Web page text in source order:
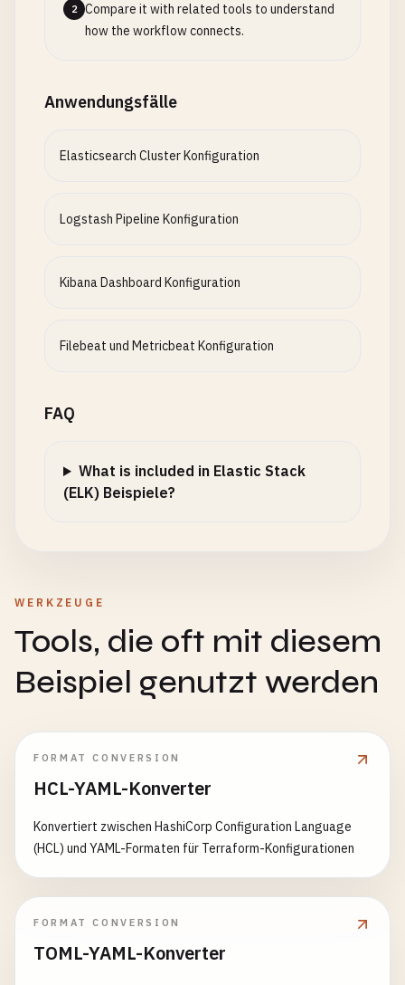
2
Compare it with related tools to understand
how the workflow connects.
Anwendungsfälle
Elasticsearch Cluster Konfiguration
Logstash Pipeline Konfiguration
Kibana Dashboard Konfiguration
Filebeat und Metricbeat Konfiguration
FAQ
What is included in Elastic Stack
(ELK) Beispiele?
WERKZEUGE
Tools, die oft mit diesem
Beispiel genutzt werden
FORMAT CONVERSION
HCL-YAML-Konverter
Konvertiert zwischen HashiCorp Configuration Language
(HCL) und YAML-Formaten für Terraform-Konfigurationen
FORMAT CONVERSION
TOML-YAML-Konverter